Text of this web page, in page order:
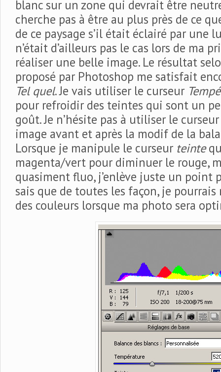
blanc sur un zone qui devrait être
cherche pas à être au plus près de ce
de ce paysage s’il était éclairé par une
n’était d’ailleurs pas le cas lors de ma
réaliser une belle image. Le résultat
proposé par Photoshop me satisfait
Tel quel. Je vais utiliser le curseur
pour refroidir des teintes qui sont un
goût. Je n’hésite pas à utiliser le
image avant et après la modif de la
Lorsque je manipule le curseur teinte
magenta/vert pour diminuer le rouge,
quasiment fluo, j’enlève juste un point
sais que de toutes les façon, je
des couleurs lorsque ma photo sera